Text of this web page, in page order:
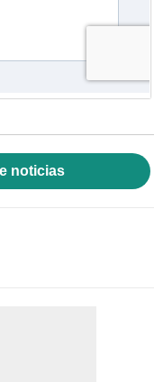
noticias